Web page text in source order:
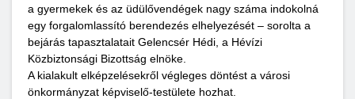
a gyermekek és az üdülővendégek nagy száma indokolná
egy forgalomlassító berendezés elhelyezését – sorolta a
bejárás tapasztalatait Gelencsér Hédi, a Hévízi
Közbiztonsági Bizottság elnöke.
A kialakult elképzelésekről végleges döntést a városi
önkormányzat képviselő-testülete hozhat.